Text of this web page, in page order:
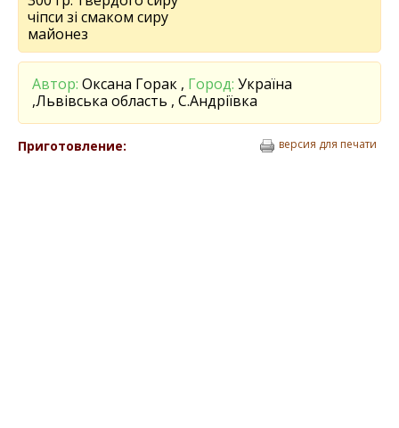
чіпси зі смаком сиру
майонез
Автор: Оксана Горак , Город: Україна
,Львівська область , С.Андріївка
Приготовление: версия для печати